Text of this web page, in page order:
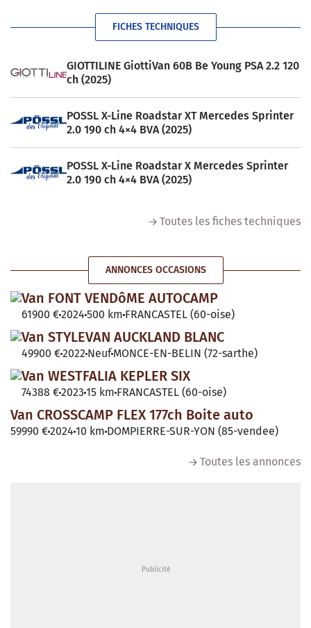
FICHES TECHNIQUES
GIOTTILINE GiottiVan 60B Be Young PSA 2.2 120
ch (2025)
POSSL X-Line Roadstar XT Mercedes Sprinter
2.0 190 ch 4×4 BVA (2025)
POSSL X-Line Roadstar X Mercedes Sprinter
2.0 190 ch 4×4 BVA (2025)
Toutes les fiches techniques
ANNONCES OCCASIONS
Van FONT VENDôME AUTOCAMP
61900 €2024 500 km FRANCASTEL (60-oise)
Van STYLEVAN AUCKLAND BLANC
49900 €2022 Neuf MONCE-EN-BELIN (72-sarthe)
Van WESTFALIA KEPLER SIX
74388 €2023 15 km FRANCASTEL (60-oise)
Van CROSSCAMP FLEX 177ch Boite auto
59990 €2024 10 km DOMPIERRE-SUR-YON (85-vendee)
Toutes les annonces